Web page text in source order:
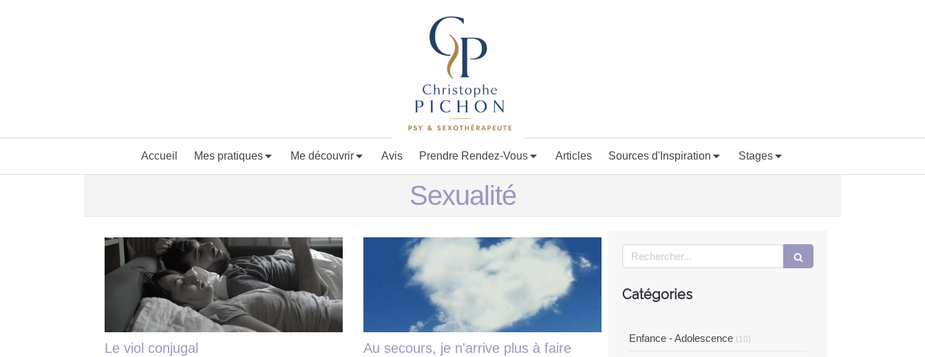
Accueil Mes pratiques Me découvrir Avis Prendre Rendez-Vous Articles Sources d'Inspiration Stages
Sexualité
Le viol conjugal
Au secours, je n'arrive plus à faire
Rechercher
Catégories
Enfance - Adolescence (10)